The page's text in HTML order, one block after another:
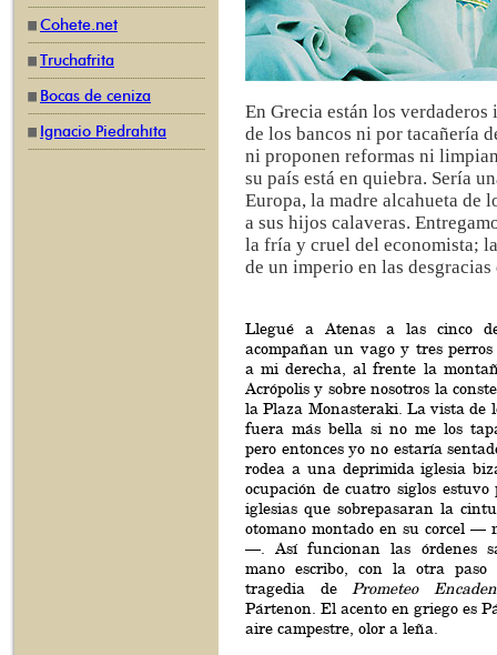
Cohete.net
Truchafrita
Bocas de ceniza
Ignacio Piedrahíta
En Grecia están los
de los bancos ni por tacañería
ni proponen reformas ni
su país está en quiebra. Sería
Europa, la madre alcahueta de
a sus hijos calaveras.
la fría y cruel del economista;
de un imperio en las desgracias
Llegué a Atenas a las cinco
acompañan un vago y tres
a mi derecha, al frente la
Acrópolis y sobre nosotros la
la Plaza Monasteraki. La vista de
fuera más bella si no me los
pero entonces yo no estaría
rodea a una deprimida iglesia
ocupación de cuatro siglos
iglesias que sobrepasaran la
otomano montado en su corcel —
—. Así funcionan las órdenes
mano escribo, con la otra
tragedia dePrometeo
Pártenon. El acento en griego es
aire campestre, olor a leña.